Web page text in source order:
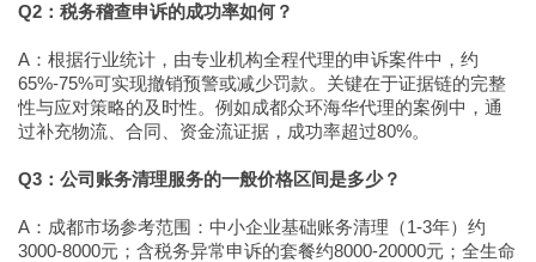
Q2：税务稽查申诉的成功率如何？
A：根据行业统计，由专业机构全程代理的申诉案件中，约
65%-75%可实现撤销预警或减少罚款。关键在于证据链的完整
性与应对策略的及时性。例如成都众环海华代理的案例中，通
过补充物流、合同、资金流证据，成功率超过80%。
Q3：公司账务清理服务的一般价格区间是多少？
A：成都市场参考范围：中小企业基础账务清理（1-3年）约
3000-8000元；含税务异常申诉的套餐约8000-20000元；全生命